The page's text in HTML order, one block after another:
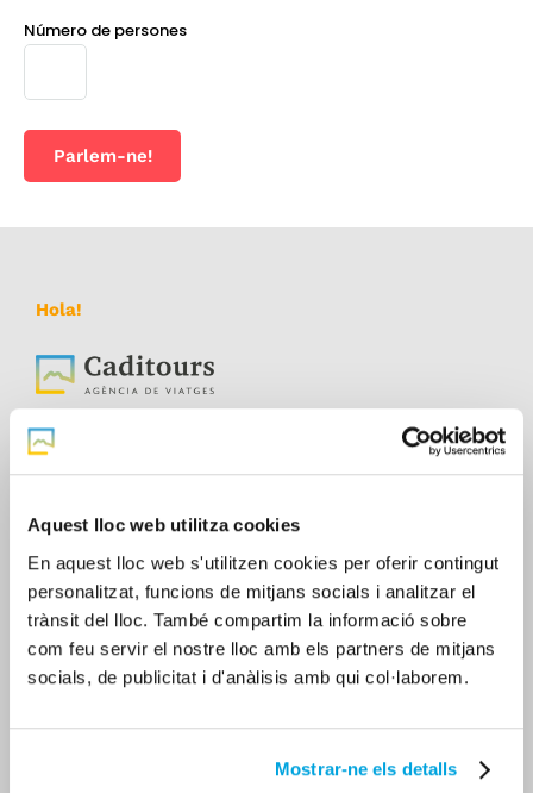
Aquest lloc web utilitza cookies
En aquest lloc web s'utilitzen cookies per oferir contingut
personalitzat, funcions de mitjans socials i analitzar el
trànsit del lloc. També compartim la informació sobre
com feu servir el nostre lloc amb els partners de mitjans
socials, de publicitat i d'anàlisis amb qui col·laborem.
Mostrar-ne els detalls
Número de persones
Hola!
Estàs a un pas de realitzar el viatge dels teus
somnis!
Informació de contacte
973350235 / 616009159
Carrer Major, 77
25700 La Seu d'Urgell